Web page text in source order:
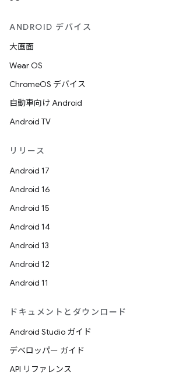
ANDROID デバイス
大画面
Wear OS
ChromeOS デバイス
自動車向け Android
Android TV
リリース
Android 17
Android 16
Android 15
Android 14
Android 13
Android 12
Android 11
ドキュメントとダウンロード
Android Studio ガイド
デベロッパー ガイド
API リファレンス